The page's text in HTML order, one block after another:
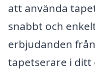
att använda
snabbt och
erbjudanden
tapetserare i ditt